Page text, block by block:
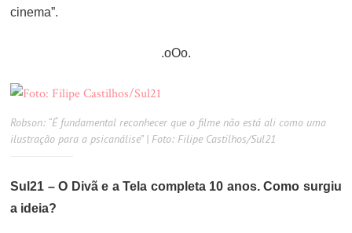
cinema”.
.oOo.
Robson: “É fundamental reconhecer que o filme não está ali como uma
ilustração para a psicanálise” | Foto: Filipe Castilhos/Sul21
Sul21 – O Divã e a Tela completa 10 anos. Como surgiu
a ideia?